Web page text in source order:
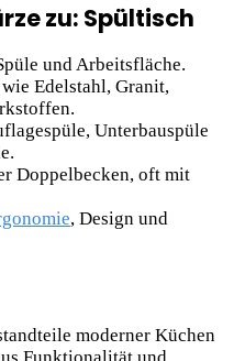
zu: Spültisch
und Arbeitsfläche.
Edelstahl, Granit,
Unterbauspüle
Doppelbecken, oft mit
, Design und
moderner Küchen